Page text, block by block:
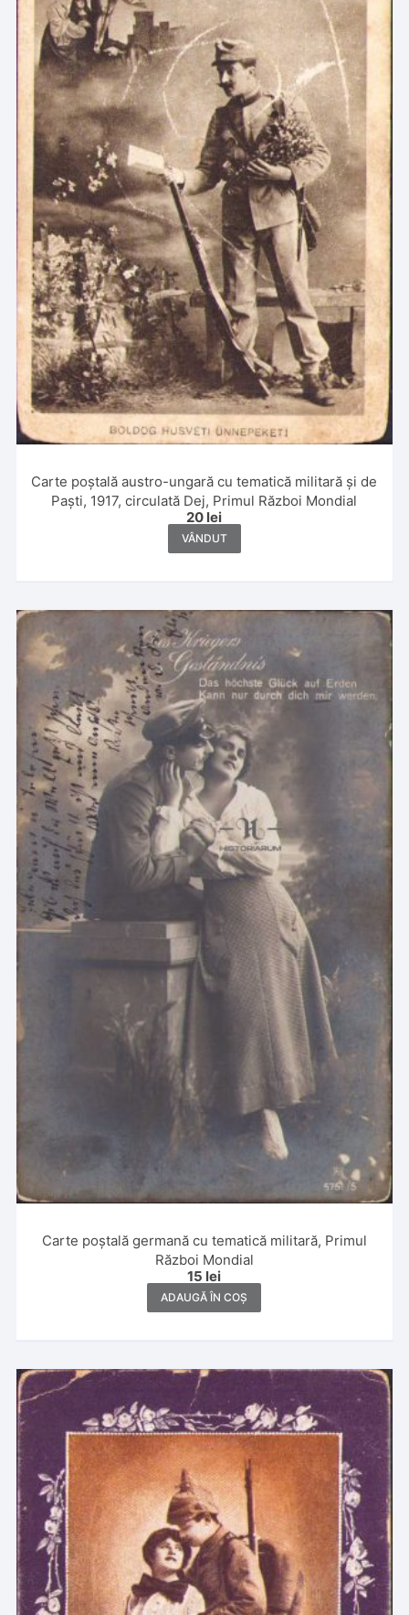
Carte poștală austro-ungară cu tematică militară și de
Paști, 1917, circulată Dej, Primul Război Mondial
20 lei
VÂNDUT
Carte poștală germană cu tematică militară, Primul
Război Mondial
15 lei
ADAUGĂ ÎN COȘ